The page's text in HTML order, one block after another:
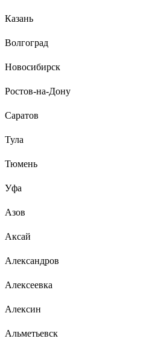
Казань
Волгоград
Новосибирск
Ростов-на-Дону
Саратов
Тула
Тюмень
Уфа
Азов
Аксай
Александров
Алексеевка
Алексин
Альметьевск